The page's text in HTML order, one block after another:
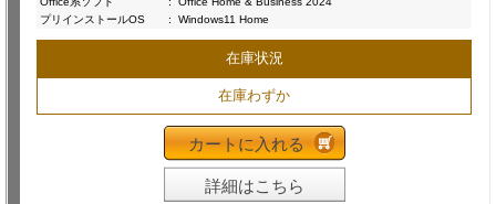
プリインストールOS
: Windows11 Home
在庫状況
在庫わずか
カートに入れる
詳細はこちら